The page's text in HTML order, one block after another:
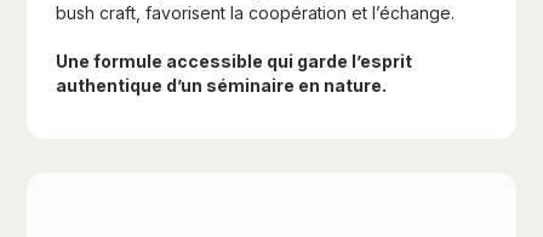
bush craft, favorisent la coopération et l’échange.
Une formule accessible qui garde l’esprit
authentique d’un séminaire en nature.